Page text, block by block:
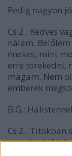
Pedig nagyon
Cs.Z.: Kedves
nálam.
énekes, mint
erre törekedni,
magam. Nem
emberek
B.G.:
Cs.Z.: Titokban
mondaná, fú